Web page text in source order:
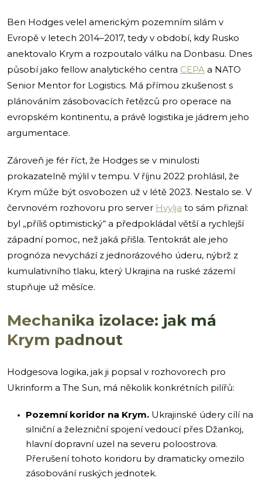
Ben Hodges velel americkým pozemním silám v
Evropě v letech 2014–2017, tedy v období, kdy Rusko
anektovalo Krym a rozpoutalo válku na Donbasu. Dnes
působí jako fellow analytického centra CEPA a NATO
Senior Mentor for Logistics. Má přímou zkušenost s
plánováním zásobovacích řetězců pro operace na
evropském kontinentu, a právě logistika je jádrem jeho
argumentace.
Zároveň je fér říct, že Hodges se v minulosti
prokazatelně mýlil v tempu. V říjnu 2022 prohlásil, že
Krym může být osvobozen už v létě 2023. Nestalo se. V
červnovém rozhovoru pro server Hvylja to sám přiznal:
byl „příliš optimistický“ a předpokládal větší a rychlejší
západní pomoc, než jaká přišla. Tentokrát ale jeho
prognóza nevychází z jednorázového úderu, nýbrž z
kumulativního tlaku, který Ukrajina na ruské zázemí
stupňuje už měsíce.
Mechanika izolace: jak má
Krym padnout
Hodgesova logika, jak ji popsal v rozhovorech pro
Ukrinform a The Sun, má několik konkrétních pilířů:
Pozemní koridor na Krym. Ukrajinské údery cílí na
silniční a železniční spojení vedoucí přes Džankoj,
hlavní dopravní uzel na severu poloostrova.
Přerušení tohoto koridoru by dramaticky omezilo
zásobování ruských jednotek.